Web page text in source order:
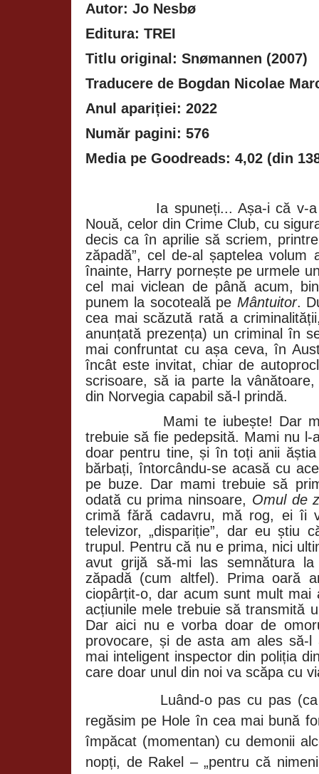
Autor: Jo Nesbø
Editura: TREI
Titlu original: Snømannen (2007)
Traducere de Bogdan Nicolae
Anul apariției: 2022
Număr pagini: 576
Media pe Goodreads: 4,02 (din
Ia spuneți... Așa-i că v-
Nouă, celor din Crime Club, cu
decis ca în aprilie să scriem,
zăpadă”, cel de-al șaptelea
înainte, Harry pornește pe urmele
cel mai viclean de până acum,
punem la socoteală pe Mântuitor.
cea mai scăzută rată a
anunțată prezența) un criminal în
mai confruntat cu așa ceva, în
încât este invitat, chiar de
scrisoare, să ia parte la
din Norvegia capabil să-l prindă.
Mami te iubește! Dar
trebuie să fie pedepsită. Mami nu
doar pentru tine, și în toți anii
bărbați, întorcându-se acasă cu
pe buze. Dar mami trebuie să
odată cu prima ninsoare, Omul de
crimă fără cadavru, mă rog, ei îi
televizor, „dispariție”, dar eu știu
trupul. Pentru că nu e prima, nici
avut grijă să-mi las semnătura
zăpadă (cum altfel). Prima oară
ciopârțit-o, dar acum sunt mult mai
acțiunile mele trebuie să transmită
Dar aici nu e vorba doar de
provocare, și de asta am ales să-
mai inteligent inspector din poliția
care doar unul din noi va scăpa cu
Luând-o pas cu pas
regăsim pe Hole în cea mai bună
împăcat (momentan) cu demonii
nopți, de Rakel – „pentru că